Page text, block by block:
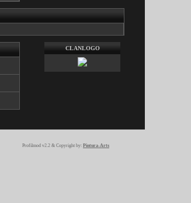
CLANLOGO
Profilmod v2.2 & Copyright by: Pintura-Arts